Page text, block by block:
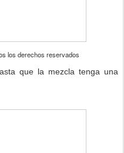
los derechos reservados
que la mezcla tenga una